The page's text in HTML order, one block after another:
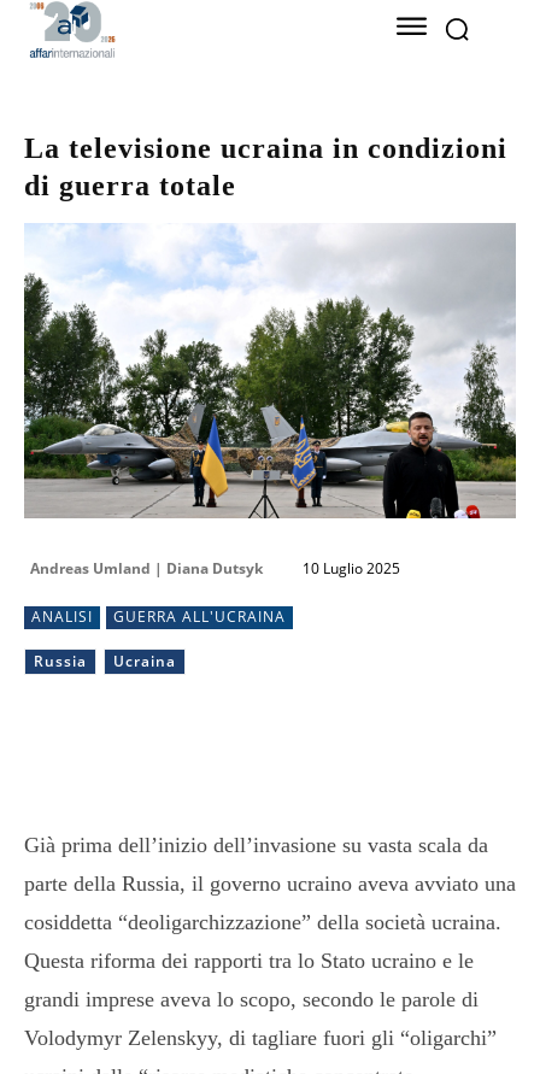
La televisione ucraina in condizioni
di guerra totale
Andreas Umland | Diana Dutsyk 10 Luglio 2025
ANALISI GUERRA ALL'UCRAINA
Russia Ucraina
Già prima dell’inizio dell’invasione su vasta scala da
parte della Russia, il governo ucraino aveva avviato una
cosiddetta “deoligarchizzazione” della società ucraina.
Questa riforma dei rapporti tra lo Stato ucraino e le
grandi imprese aveva lo scopo, secondo le parole di
Volodymyr Zelenskyy, di tagliare fuori gli “oligarchi”